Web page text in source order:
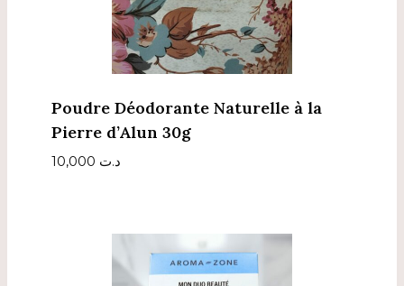
Poudre Déodorante Naturelle à la
Pierre d’Alun 30g
د.ت